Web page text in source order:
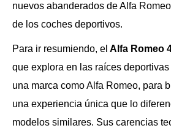
nuevos abanderados de Alfa
de los coches deportivos.
Para ir resumiendo, el Alfa Romeo
que explora en las raíces
una marca como Alfa Romeo, para
una experiencia única que lo
modelos similares. Sus carencias